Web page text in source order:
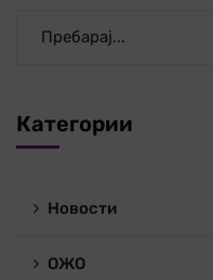
Категории
Новости
ОЖО